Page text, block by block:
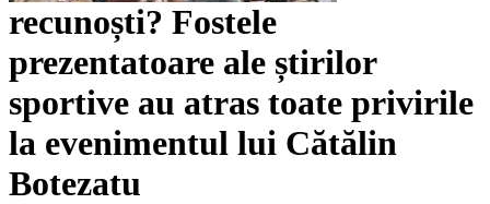
recunoști? Fostele
prezentatoare ale știrilor
sportive au atras toate privirile
la evenimentul lui Cătălin
Botezatu